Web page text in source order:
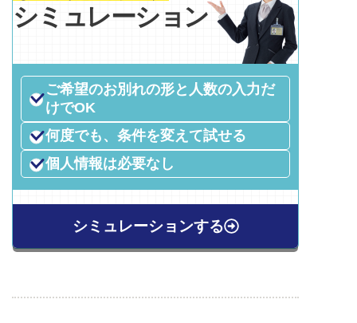
シミュレーション
ご希望のお別れの形と人数の入力だ
けでOK
何度でも、条件を変えて試せる
個人情報は必要なし
シミュレーションする